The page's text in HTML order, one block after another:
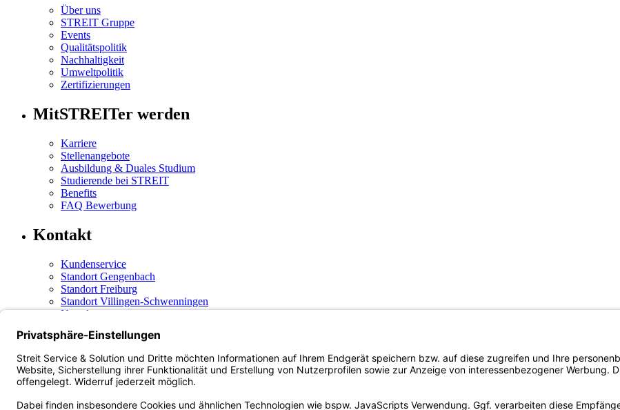
Über uns
STREIT Gruppe
Events
Qualitätspolitik
Nachhaltigkeit
Umweltpolitik
Zertifizierungen
MitSTREITer werden
Karriere
Stellenangebote
Ausbildung & Duales Studium
Studierende bei STREIT
Benefits
FAQ Bewerbung
Kontakt
Kundenservice
Standort Gengenbach
Standort Freiburg
Standort Villingen-Schwenningen
Newsletter
Social Media
Instagram(öffnet in neuem Tab)
Facebook(öffnet in neuem Tab)